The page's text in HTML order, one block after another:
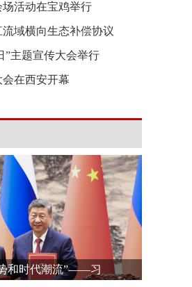
活动在宝鸡举行
域横向生态补偿协议
”主题宣传大会举行
会在西安开幕
和时代潮流”——习